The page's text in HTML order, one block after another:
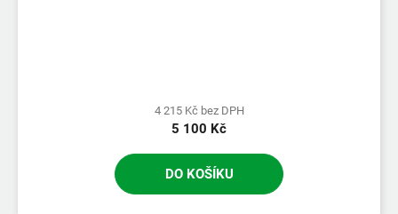
4 215 Kč bez DPH
5 100 Kč
DO KOŠÍKU